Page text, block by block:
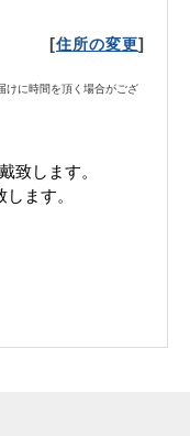
[住所の変更]
けに時間を頂く場合がござ
致します。
ます。